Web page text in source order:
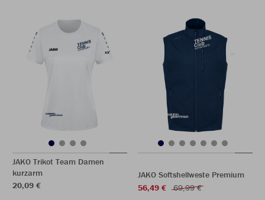
JAKO Trikot Team Damen
kurzarm
20,09 €
JAKO Softshellweste Premium
56,49 €
69,99 €